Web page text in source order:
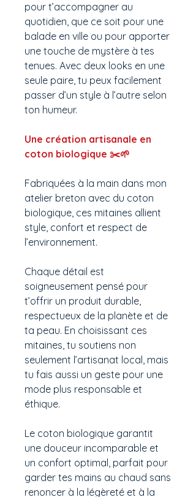
pour t’accompagner au
quotidien, que ce soit pour une
balade en ville ou pour apporter
une touche de mystère à tes
tenues. Avec deux looks en une
seule paire, tu peux facilement
passer d’un style à l’autre selon
ton humeur.
Une création artisanale en
coton biologique ✂️🌱
Fabriquées à la main dans mon
atelier breton avec du coton
biologique, ces mitaines allient
style, confort et respect de
l’environnement.
Chaque détail est
soigneusement pensé pour
t’offrir un produit durable,
respectueux de la planète et de
ta peau. En choisissant ces
mitaines, tu soutiens non
seulement l’artisanat local, mais
tu fais aussi un geste pour une
mode plus responsable et
éthique.
Le coton biologique garantit
une douceur incomparable et
un confort optimal, parfait pour
garder tes mains au chaud sans
renoncer à la légèreté et à la